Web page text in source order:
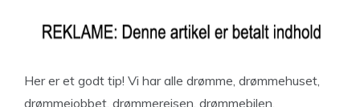
Her er et godt tip! Vi har alle drømme, drømmehuset,
drømmejobbet, drømmerejsen, drømmebilen,